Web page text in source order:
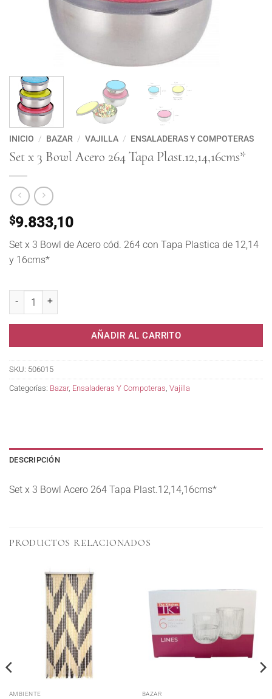
INICIO / BAZAR / VAJILLA / ENSALADERAS Y COMPOTERAS
Set x 3 Bowl Acero 264 Tapa Plast.12,14,16cms*
$9.833,10
Set x 3 Bowl de Acero cód. 264 con Tapa Plastica de 12,14
y 16cms*
AÑADIR AL CARRITO
SKU: 506015
Categorías: Bazar, Ensaladeras Y Compoteras Vajilla
DESCRIPCIÓN
Set x 3 Bowl Acero 264 Tapa Plast.12,14,16cms*
PRODUCTOS RELACIONADOS
AMBIENTE BAZAR